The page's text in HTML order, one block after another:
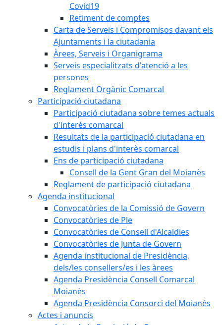
Covid19
Retiment de comptes
Carta de Serveis i Compromisos davant els
Ajuntaments i la ciutadania
Àrees, Serveis i Organigrama
Serveis especialitzats d'atenció a les
persones
Reglament Orgànic Comarcal
Participació ciutadana
Participació ciutadana sobre temes actuals
d'interès comarcal
Resultats de la participació ciutadana en
estudis i plans d'interès comarcal
Ens de participació ciutadana
Consell de la Gent Gran del Moianès
Reglament de participació ciutadana
Agenda institucional
Convocatòries de la Comissió de Govern
Convocatòries de Ple
Convocatòries de Consell d'Alcaldies
Convocatòries de Junta de Govern
Agenda institucional de Presidència,
dels/les consellers/es i les àrees
Agenda Presidència Consell Comarcal
Moianès
Agenda Presidència Consorci del Moianès
Actes i anuncis